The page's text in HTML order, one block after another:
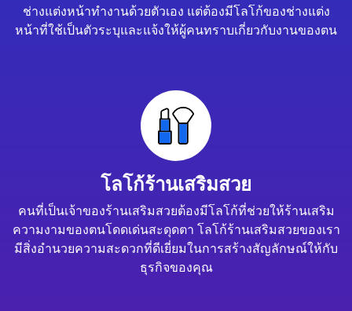
ช่างแต่งหน้าทำงานด้วยตัวเอง แต่ต้องมีโลโก้ของช่างแต่ง
หน้าที่ใช้เป็นตัวระบุและแจ้งให้ผู้คนทราบเกี่ยวกับงานของตน
โลโก้ร้านเสริมสวย
คนที่เป็นเจ้าของร้านเสริมสวยต้องมีโลโก้ที่ช่วยให้ร้านเสริม
ความงามของตนโดดเด่นสะดุดตา โลโก้ร้านเสริมสวยของเรา
มีสิ่งอำนวยความสะดวกที่ดีเยี่ยมในการสร้างสัญลักษณ์ให้กับ
ธุรกิจของคุณ